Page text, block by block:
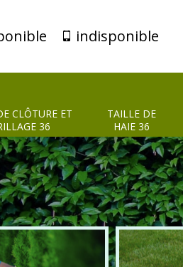
indisponible
CLÔTURE ET
36
TAILLE DE
HAIE 36